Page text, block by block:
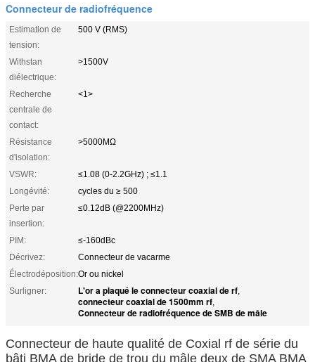
Connecteur de radiofréquence
Estimation de
tension:
500 V (RMS)
Withstan
diélectrique:
>1500V
Recherche
centrale de
contact:
<1>
Résistance
d'isolation:
>5000MΩ
VSWR:
≤1.08 (0-2.2GHz) ; ≤1.1
Longévité:
cycles du ≥ 500
Perte par
insertion:
≤0.12dB (@2200MHz)
PIM:
≤-160dBc
Décrivez:
Connecteur de vacarme
Électrodéposition:Or ou nickel
Surligner:
L'or a plaqué le connecteur coaxial de rf,
connecteur coaxial de 1500mm rf,
Connecteur de radiofréquence de SMB de mâle
Connecteur de haute qualité de Coxial rf de série du
bâti BMA de bride de trou du mâle deux de SMA BMA